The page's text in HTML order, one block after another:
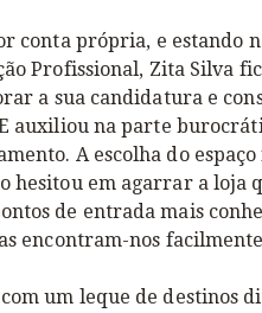
conta própria, e estando
Profissional, Zita Silva
a sua candidatura e
auxiliou na parte
A escolha do
hesitou em agarrar a loja
de entrada mais
encontram-nos
um leque de destinos